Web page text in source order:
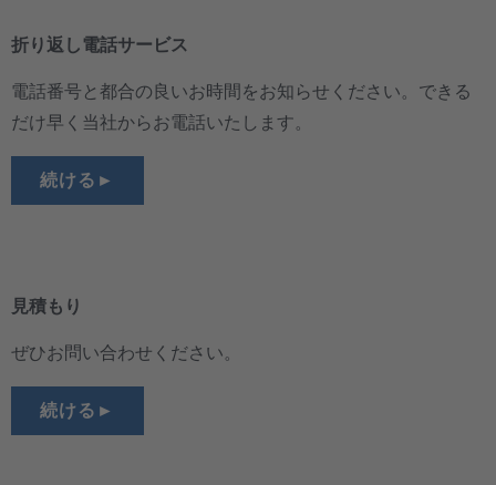
折り返し電話サービス
電話番号と都合の良いお時間をお知らせください。できる
だけ早く当社からお電話いたします。
続ける►
見積もり
ぜひお問い合わせください。
続ける►